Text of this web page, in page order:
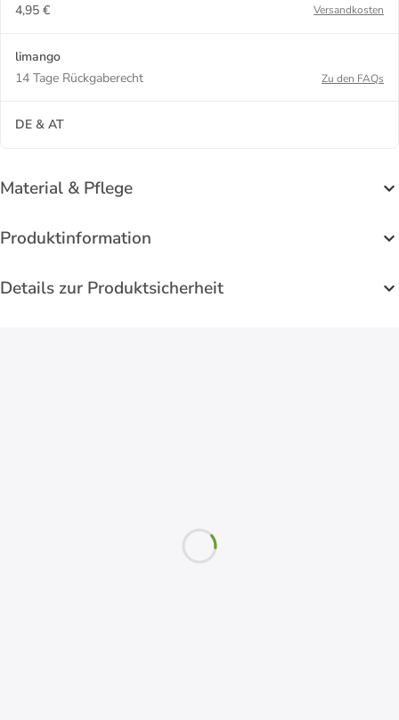
4,95 €
Versandkosten
limango
14 Tage Rückgaberecht
Zu den FAQs
DE & AT
Material & Pflege
Produktinformation
Details zur Produktsicherheit